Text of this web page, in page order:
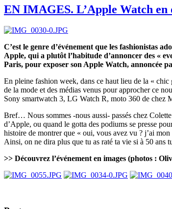
EN IMAGES. L’Apple Watch en
C’est le genre d’événement que les fashionistas
Apple, qui a plutôt l’habitude d’annoncer des «
Paris, pour exposer son Apple Watch, annoncée
En pleine fashion week, dans ce haut lieu de la «
de la mode et des médias venus pour approcher ce
Sony smartwatch 3, LG Watch R, moto 360 de chez
Bref… Nous sommes -nous aussi- passés chez
d’Apple, ou quand le gotta des podiums se presse
histoire de montrer que « oui, vous avez vu ? j’ai
Ainsi, on ne dira plus que tu as raté ta vie si à 50
>> Découvrez l’événement en images (photos :